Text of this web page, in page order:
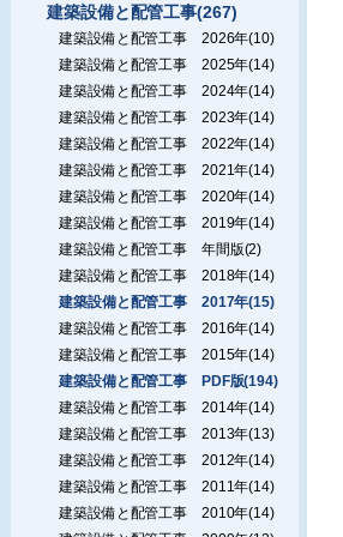
建築設備と配管工事(267)
建築設備と配管工事 2026年(10)
建築設備と配管工事 2025年(14)
建築設備と配管工事 2024年(14)
建築設備と配管工事 2023年(14)
建築設備と配管工事 2022年(14)
建築設備と配管工事 2021年(14)
建築設備と配管工事 2020年(14)
建築設備と配管工事 2019年(14)
建築設備と配管工事 年間版(2)
建築設備と配管工事 2018年(14)
建築設備と配管工事 2017年(15)
建築設備と配管工事 2016年(14)
建築設備と配管工事 2015年(14)
建築設備と配管工事 PDF版(194)
建築設備と配管工事 2014年(14)
建築設備と配管工事 2013年(13)
建築設備と配管工事 2012年(14)
建築設備と配管工事 2011年(14)
建築設備と配管工事 2010年(14)